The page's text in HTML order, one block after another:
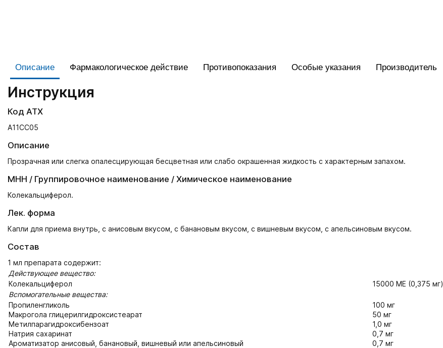
Описание Фармакологическое действие Противопоказания Особые указания Производитель
Инструкция
Код АТХ
А11СС05
Описание
Прозрачная или слегка опалесцирующая бесцветная или слабо окрашенная жидкость с характерным запахом.
МНН / Группировочное наименование / Химическое наименование
Колекальциферол.
Лек. форма
Капли для приема внутрь, с анисовым вкусом, с банановым вкусом, с вишневым вкусом, с апельсиновым вкусом.
Состав
1 мл препарата содержит:
Действующее вещество:
Колекальциферол
15000 ME (0,375 мг)
Вспомогательные вещества:
Пропиленгликоль
Макрогола глицерилгидроксистеарат
Метилпарагидроксибензоат
Натрия сахаринат
Ароматизатор анисовый, банановый, вишневый или апельсиновый
100 мг
50 мг
1,0 мг
0,7 мг
0,7 мг